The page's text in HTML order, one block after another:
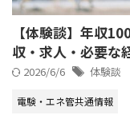
【体験談】年収
収・求人・必要な
2026/6/6 体験談
電験・エネ管共通情報